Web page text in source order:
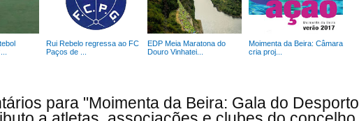
Rui Rebelo regressa ao FC
Paços de ...
EDP Meia Maratona do
Douro Vinhatei...
Moimenta da Beira: Câmara
cria proj...
para "Moimenta da Beira: Gala do Desporto